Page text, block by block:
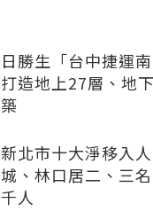
日勝生「台中捷運
打造地上27層、地
築
新北市十大淨移入
城、林口居二、三
千人